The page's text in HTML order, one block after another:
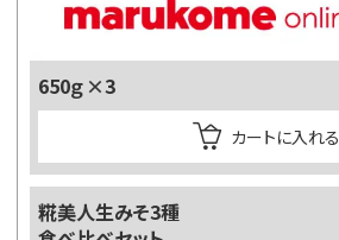
650ｇ×3
カートに入れる
糀美人生みそ3種